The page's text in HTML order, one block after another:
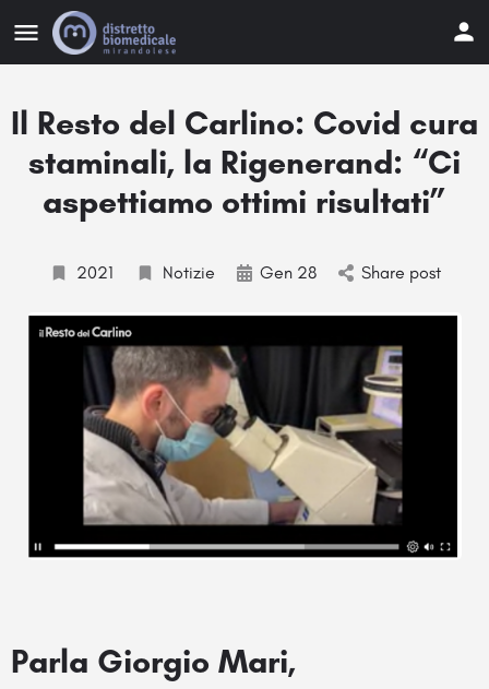
Il Resto del Carlino: Covid cura
staminali, la Rigenerand: “Ci
aspettiamo ottimi risultati”
2021 Notizie Gen 28 Share post
Parla Giorgio Mari,